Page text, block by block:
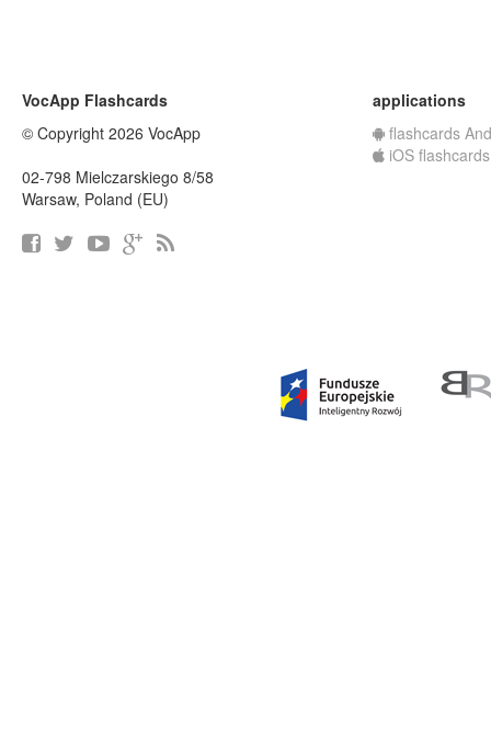
VocApp Flashcards
© Copyright 2026 VocApp
02-798 Mielczarskiego 8/58
Warsaw, Poland (EU)
applications
flashcards
iOS flashcards